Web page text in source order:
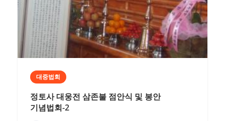
대중법회
정토사 대웅전 삼존불 점안식 및 봉안
기념법회-2